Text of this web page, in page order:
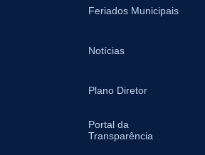
Feriados Municipais
Notícias
Plano Diretor
Portal da
Transparência